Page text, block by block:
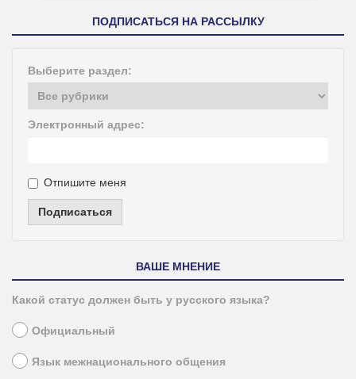
ПОДПИСАТЬСЯ НА РАССЫЛКУ
Выберите раздел:
Электронный адрес:
Отпишите меня
Подписаться
ВАШЕ МНЕНИЕ
Какой статус должен быть у русского языка?
Официальный
Язык межнационального общения